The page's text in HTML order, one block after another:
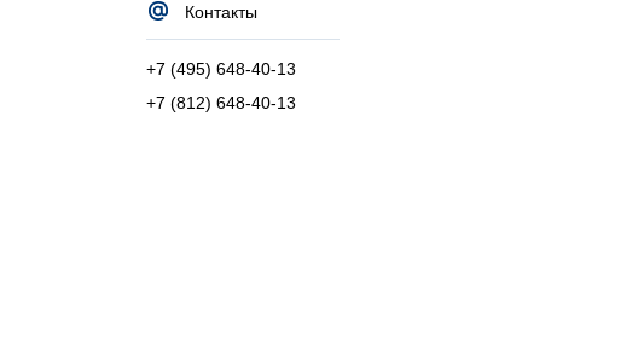
Контакты
+7 (495) 648-40-13
+7 (812) 648-40-13